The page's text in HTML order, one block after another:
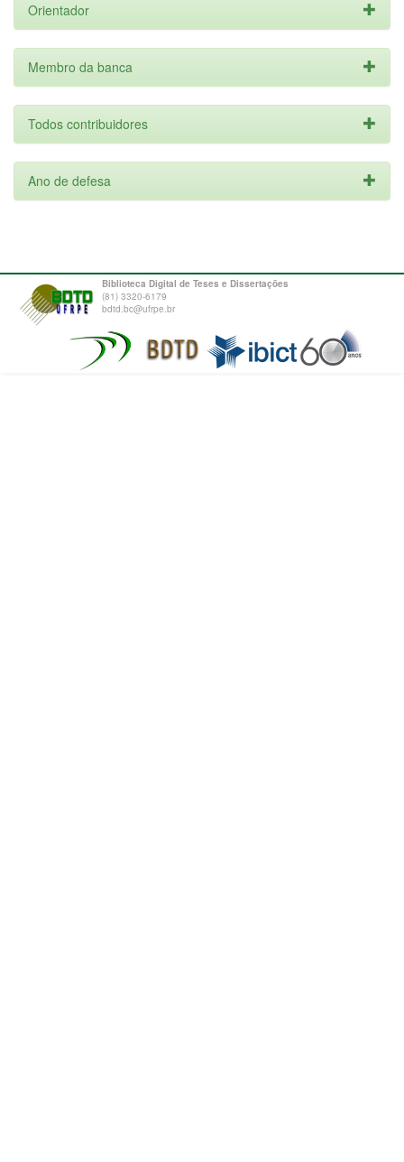
Orientador
Membro da banca
Todos contribuidores
Ano de defesa
Biblioteca Digital de Teses e Dissertações
(81) 3320-6179
bdtd.bc@ufrpe.br